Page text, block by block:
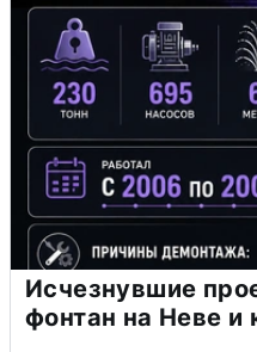
Исчезнувшие
фонтан на Неве и